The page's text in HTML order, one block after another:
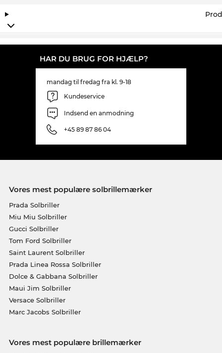
HAR DU BRUG FOR HJÆLP?
mandag til fredag fra kl. 9-18
Kundeservice
Indsend en anmodning
+45 89 87 86 04
Vores mest populære solbrillemærker
Prada Solbriller
Miu Miu Solbriller
Gucci Solbriller
Tom Ford Solbriller
Saint Laurent Solbriller
Prada Linea Rossa Solbriller
Dolce & Gabbana Solbriller
Maui Jim Solbriller
Versace Solbriller
Marc Jacobs Solbriller
Vores mest populære brillemærker